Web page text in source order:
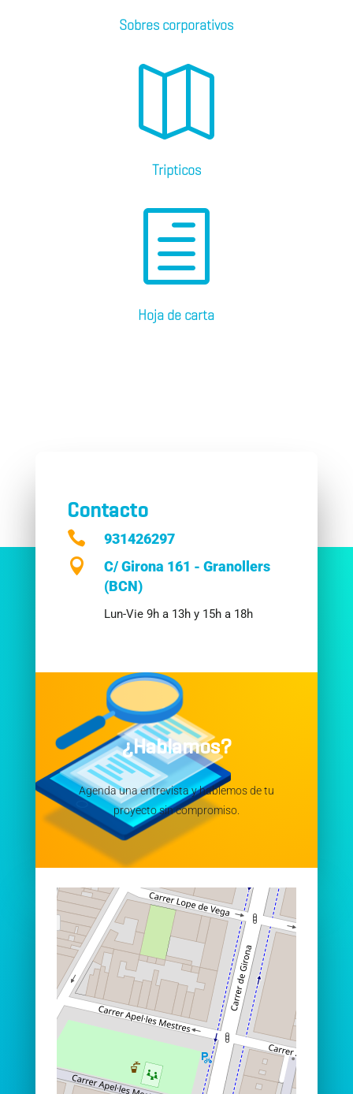
Sobres corporativos

Tripticos
h
Hoja de carta
Contacto
 931426297

C/ Girona 161 - Granollers
(BCN)
Lun-Vie 9h a 13h y 15h a 18h
¿Hablamos?
Agenda una entrevista y hablemos de tu
proyecto sin compromiso.